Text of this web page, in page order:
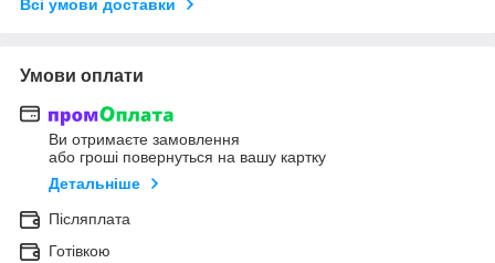
Всі умови доставки
Умови оплати
Ви отримаєте замовлення
або гроші повернуться на вашу картку
Детальніше
Післяплата
Готівкою